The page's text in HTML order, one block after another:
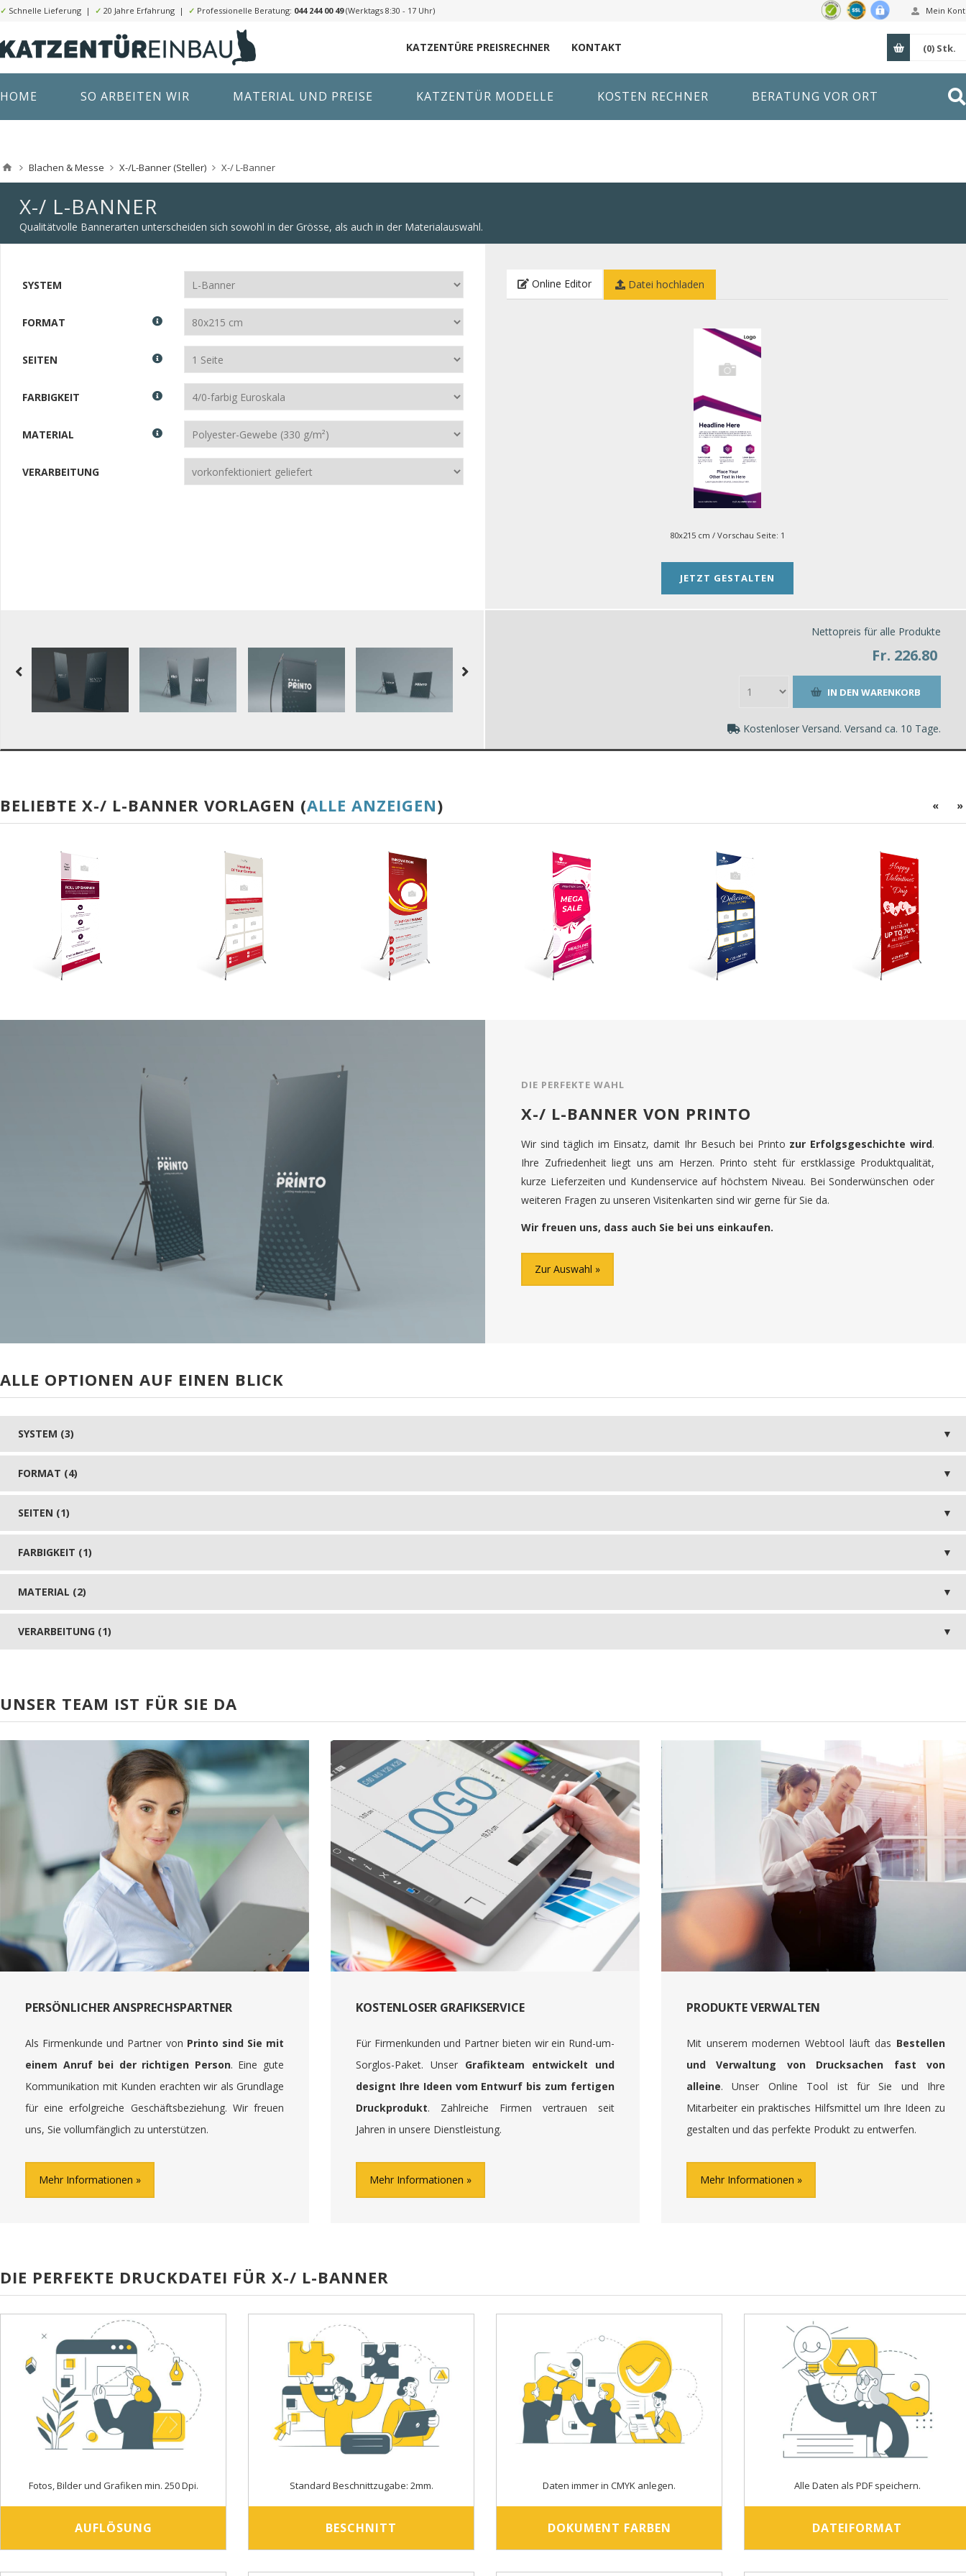
Mein
✓ Schnelle Lieferung | ✓ 20 Jahre Erfahrung | ✓ Professionelle Beratung: 044 244 00 49(Werktags 8:30 - 17 Uhr)
KATZENTÜRE PREISRECHNER KONTAKT (0) Stk.
HOME SO ARBEITEN WIR MATERIAL UND PREISE KATZENTÜR MODELLE KOSTEN RECHNER BERATUNG VOR ORT
Blachen & Messe X-/L-Banner (Steller) X-/ L-Banner
X-/ L-BANNER
Qualitätvolle Bannerarten unterscheiden sich sowohl in der Grösse, als auch in der Materialauswahl.
SYSTEM
FORMAT
SEITEN
FARBIGKEIT
MATERIAL
VERARBEITUNG
Online Editor Datei hochladen
80x215 cm / Vorschau Seite: 1
JETZT GESTALTEN
Nettopreis für alle Produkte
Fr. 226.80
Kostenloser Versand. Versand ca. 10 Tage.
« »
BELIEBTE X-/ L-BANNER VORLAGEN (ALLE ANZEIGEN)
DIE PERFEKTE WAHL
X-/ L-BANNER VON PRINTO
Wir sind täglich im Einsatz, damit Ihr Besuch bei Printo zur Erfolgsgeschichte wird.
Ihre Zufriedenheit liegt uns am Herzen. Printo steht für erstklassige Produktqualität,
kurze Lieferzeiten und Kundenservice auf höchstem Niveau. Bei Sonderwünschen oder
weiteren Fragen zu unseren Visitenkarten sind wir gerne für Sie da.
Wir freuen uns, dass auch Sie bei uns einkaufen.
Zur Auswahl
ALLE OPTIONEN AUF EINEN BLICK
SYSTEM (3)
FORMAT (4)
SEITEN (1)
FARBIGKEIT (1)
MATERIAL (2)
VERARBEITUNG (1)
UNSER TEAM IST FÜR SIE DA
PERSÖNLICHER ANSPRECHSPARTNER
Als Firmenkunde und Partner von Printo sind Sie mit
einem Anruf bei der richtigen Person. Eine gute
Kommunikation mit Kunden erachten wir als Grundlage
für eine erfolgreiche Geschäftsbeziehung. Wir freuen
uns, Sie vollumfänglich zu unterstützen.
Mehr Informationen
KOSTENLOSER GRAFIKSERVICE
Für Firmenkunden und Partner bieten wir ein Rund-um-
Sorglos-Paket. Unser Grafikteam entwickelt und
designt Ihre Ideen vom Entwurf bis zum fertigen
Druckprodukt. Zahlreiche Firmen vertrauen seit
Jahren in unsere Dienstleistung.
Mehr Informationen
PRODUKTE VERWALTEN
Mit unserem modernen Webtool läuft das Bestellen
und Verwaltung von Drucksachen fast von
alleine. Unser Online Tool ist für Sie und Ihre
Mitarbeiter ein praktisches Hilfsmittel um Ihre Ideen zu
gestalten und das perfekte Produkt zu entwerfen.
Mehr Informationen
DIE PERFEKTE DRUCKDATEI FÜR X-/ L-BANNER
Fotos, Bilder und Grafiken min. 250 Dpi.
AUFLÖSUNG
Standard Beschnittzugabe: 2mm.
BESCHNITT
Daten immer in CMYK anlegen.
DOKUMENT FARBEN
Alle Daten als PDF speichern.
DATEIFORMAT